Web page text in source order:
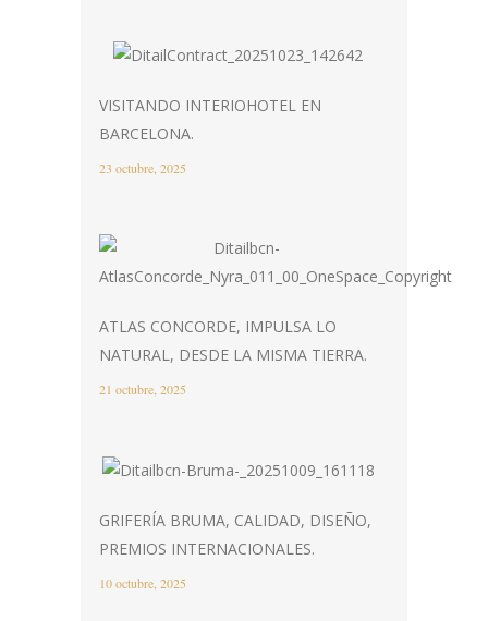
VISITANDO INTERIOHOTEL EN
BARCELONA.
23 octubre, 2025
ATLAS CONCORDE, IMPULSA LO
NATURAL, DESDE LA MISMA TIERRA.
21 octubre, 2025
GRIFERÍA BRUMA, CALIDAD, DISEÑO,
PREMIOS INTERNACIONALES.
10 octubre, 2025